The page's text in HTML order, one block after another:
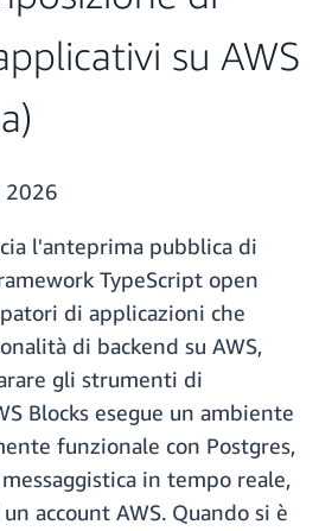
su AWS
2026
l'anteprima pubblica di
TypeScript open
di applicazioni che
di backend su AWS,
gli strumenti di
Blocks esegue un ambiente
funzionale con Postgres,
in tempo reale,
account AWS. Quando si è